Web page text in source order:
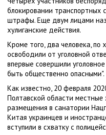
блокировании транспортных
штрафы. Еще двум лицами
хулиганские действия.
Кроме того, два человека, по
освободили от уголовной
впервые совершили
быть общественно опасными".
Как известно, 20 февраля
Полтавской области
размещения в санатории
Китая украинцев и
вступили в схватку с